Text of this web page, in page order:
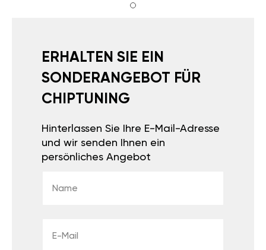
ERHALTEN SIE EIN
SONDERANGEBOT FÜR
CHIPTUNING
Hinterlassen Sie Ihre E-Mail-Adresse
und wir senden Ihnen ein
persönliches Angebot